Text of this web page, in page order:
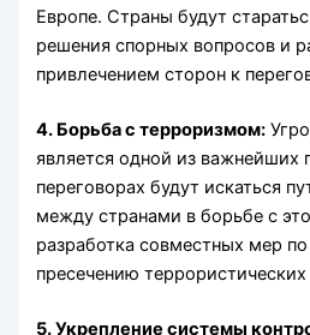
Европе. Страны будут
решения спорных вопросов и
привлечением сторон к
4. Борьба с терроризмом:
является одной из важнейших
переговорах будут искаться
между странами в борьбе с
разработка совместных мер
пресечению террористических
5. Укрепление системы